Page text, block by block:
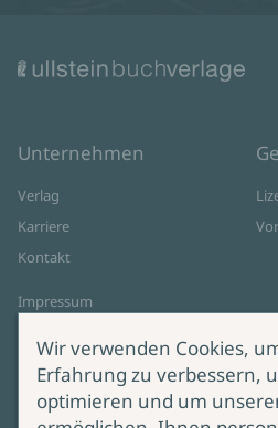
Unternehmen
Verlag
Karriere
Kontakt
Impressum
Cookie-Einstellungen
AGB Online Shop
Wir verwenden Cookies,
Erfahrung zu verbessern,
optimieren und um